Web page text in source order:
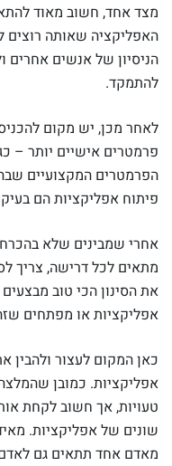
מצד אחד, חשוב מאוד
האפליקציה שאותה רוצים
הניסיון של אנשים אחרים
להתמקד.
לאחר מכן, יש מקום
פרמטרים אישיים יותר –
הפרמטרים המקצועיים
פיתוח אפליקציות הם
אחרי שמבינים שלא
מתאים לכל דרישה, צריך
את הסינון הכי טוב
אפליקציות או מפתחים
כאן המקום לעצור
אפליקציות. כמובן
טעויות, אך חשוב לקחת
שונים של אפליקציות.
מאדם אחד תתאים גם